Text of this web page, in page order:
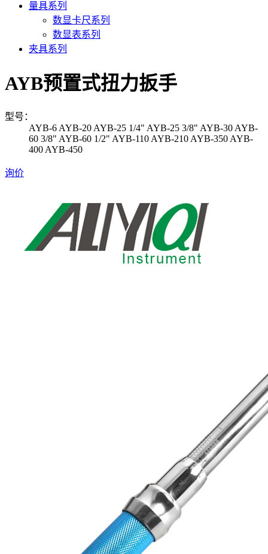
量具系列
数显卡尺系列
数显表系列
夹具系列
AYB预置式扭力扳手
型号：
AYB-6 AYB-20 AYB-25 1/4" AYB-25 3/8" AYB-30 AYB-
60 3/8" AYB-60 1/2" AYB-110 AYB-210 AYB-350 AYB-
400 AYB-450
询价